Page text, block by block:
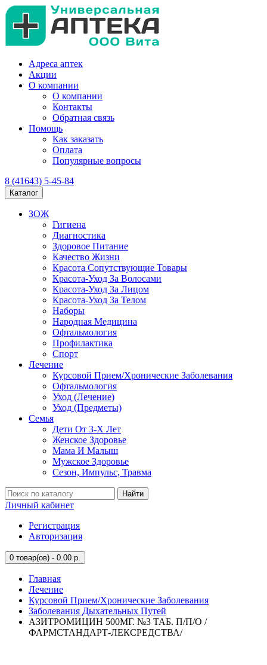
Адреса аптек
Акции
О компании
О компании
Контакты
Обратная связь
Помощь
Как заказать
Оплата
Популярные вопросы
8 (41643) 5-45-84
Каталог
ЗОЖ
Гигиена
Диагностика
Здоровое Питание
Качество Жизни
Красота Сопутствующие Товары
Красота-Уход За Волосами
Красота-Уход За Лицом
Красота-Уход За Телом
Наборы
Народная Медицина
Офтальмология
Профилактика
Спорт
Лечение
Курсовой Прием/Хронические Заболевания
Офтальмология
Уход (Лечение)
Уход (Предметы)
Семья
Дети От 3-Х Лет
Женское Здоровье
Мама И Малыш
Мужское Здоровье
Сезон, Импульс, Травма
Найти
Личный кабинет
Регистрация
Авторизация
0 товар(ов) - 0.00 р.
Главная
Лечение
Курсовой Прием/Хронические Заболевания
Заболевания Дыхательных Путей
АЗИТРОМИЦИН 500МГ. №3 ТАБ. П/П/О /
ФАРМСТАНДАРТ-ЛЕКСРЕДСТВА/